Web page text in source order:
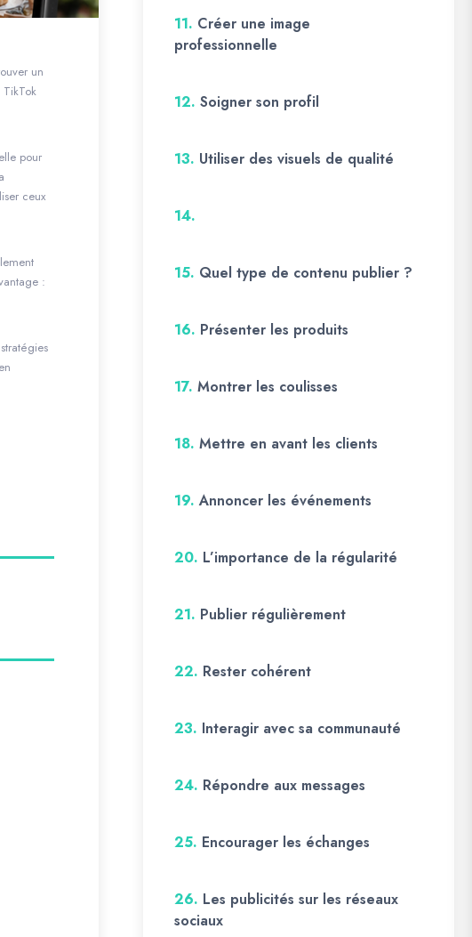
un
pour
ceux
:
11. Créer une image
professionnelle
12. Soigner son profil
13. Utiliser des visuels de qualité
14.
15. Quel type de contenu publier ?
16. Présenter les produits
17. Montrer les coulisses
18. Mettre en avant les clients
19. Annoncer les événements
20. L’importance de la régularité
21. Publier régulièrement
22. Rester cohérent
23. Interagir avec sa communauté
24. Répondre aux messages
25. Encourager les échanges
26. Les publicités sur les réseaux
sociaux